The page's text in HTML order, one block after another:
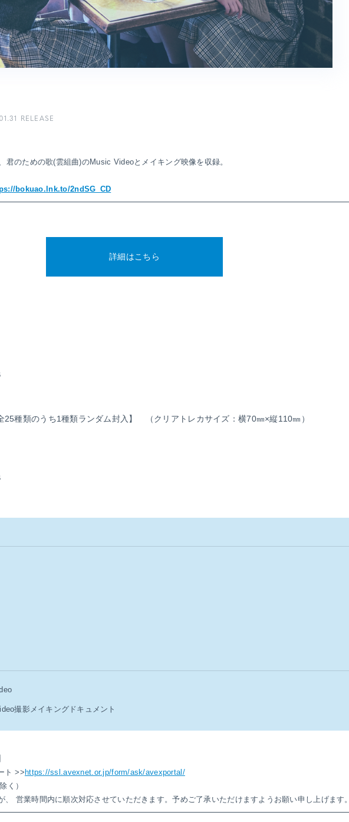
RELEASE
君のための歌(雲組曲)のMusic Videoとメイキング映像を収録。
bokuao.lnk.to/2ndSG_CD
詳細はこちら
25種類のうち1種類ランダム封入】 （クリアトレカサイズ：横70㎜×縦110㎜）
撮影メイキングドキュメント
ト >> https://ssl.avexnet.or.jp/form/ask/avexportal/
く）
営業時間内に順次対応させていただきます。予めご了承いただけますようお願い申し上げます。